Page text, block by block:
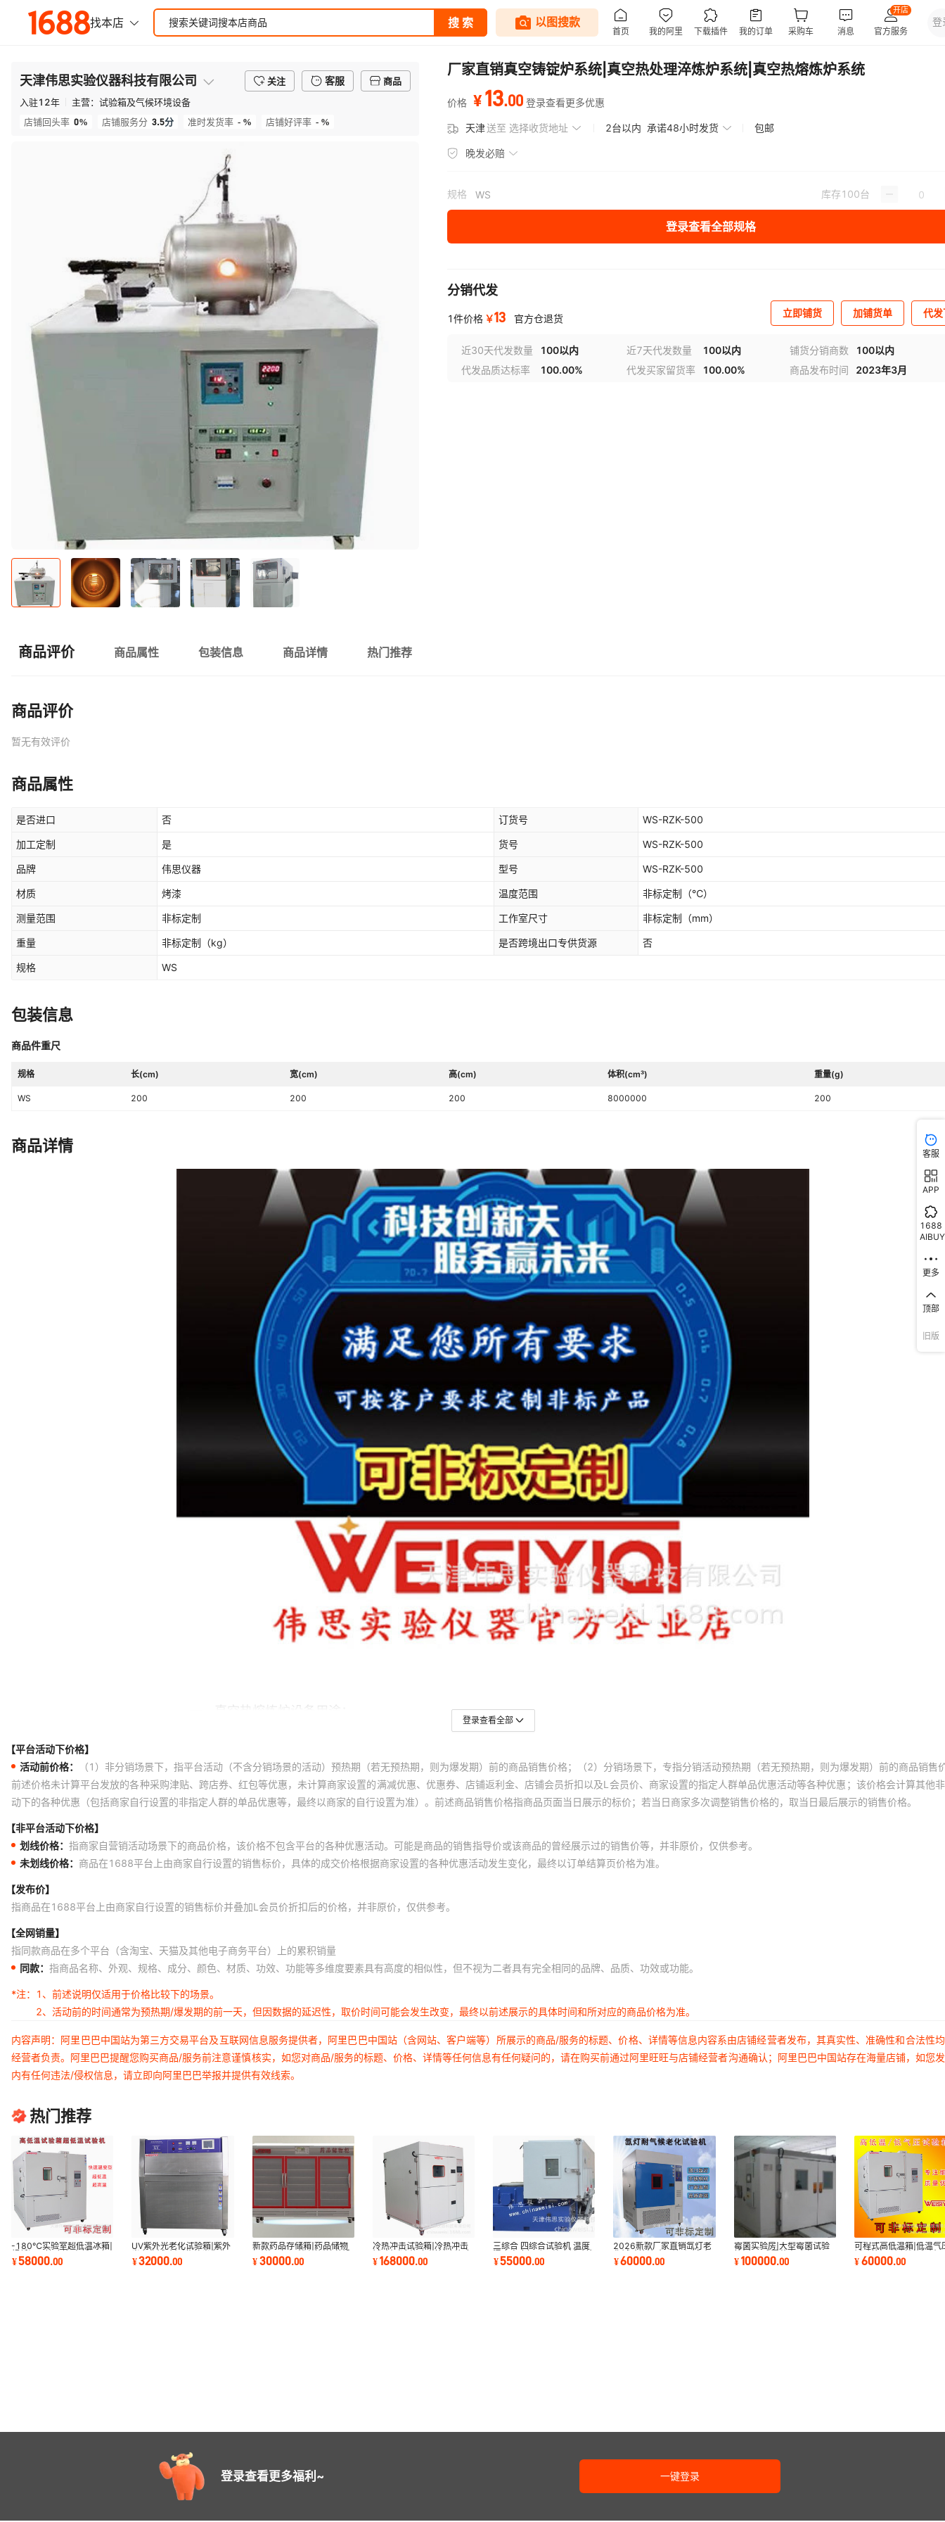
天津伟思实验仪器科技有限公司 关注 客服
商品
入驻12年 主营： 试验箱及气候环境设备
店铺回头率 0% 店铺服务分 3.5分 准时发货率 - % 店铺好评率 - %
厂家直销真空铸锭炉系统|真空热处理淬炼炉系统|真空热熔炼炉系统
价格 ¥13.00 登录查看更多优惠
天津送至 选择收货地址 2台以内 承诺48小时发货 包邮
晚发必赔
规格 WS 库存100台
登录查看全部规格
分销代发
1件价格 ￥13 官方仓退货 立即铺货 加铺货单 代
近30天代发数量 100以内 近7天代发数量 100以内 铺货分销商数
100以内
代发品质达标率
100.00% 代发买家留货率 100.00% 商品发布时间 2023年3月
商品评价 商品属性 包装信息 商品详情 热门推荐
商品评价
暂无有效评价
商品属性
是否进口 否 订货号 WS-RZK-500
加工定制 是 货号 WS-RZK-500
品牌 伟思仪器 型号 WS-RZK-500
材质 烤漆 温度范围 非标定制 （℃）
测量范围 非标定制 工作室尺寸 非标定制 （mm）
重量 非标定制 （kg） 是否跨境出口专供货源 否
规格 WS
包装信息
商品件重尺
规格 长(cm) 宽(cm) 高(cm) 体积(cm³) 重量(g)
WS 200 200 200 8000000 200
商品详情
登录查看全部
【平台活动下价格】
活动前价格：
（1）非分销场景下，指平台活动（不含分销场景的活动）预热期（若无预热期，则为爆发期）前的商品销售价格；（2）分销场景下，专指分销活动预热期（若无预热期，则为爆发期）前的商品销售
前述价格未计算平台发放的各种采购津贴、跨店券、红包等优惠，未计算商家设置的满减优惠、优惠券、店铺返利金、店铺会员折扣以及L会员价、商家设置的指定人群单品优惠活动等各种优惠；该价格会计算其他
动下的各种优惠（包括商家自行设置的非指定人群的单品优惠等，最终以商家的自行设置为准）。前述商品销售价格指商品页面当日展示的标价；若当日商家多次调整销售价格的，取当日最后展示的销售价格。
【非平台活动下价格】
划线价格： 指商家自营销活动场景下的商品价格，该价格不包含平台的各种优惠活动。可能是商品的销售指导价或该商品的曾经展示过的销售价等，并非原价，仅供参考。
未划线价格： 商品在1688平台上由商家自行设置的销售标价，具体的成交价格根据商家设置的各种优惠活动发生变化，最终以订单结算页价格为准。
【发布价】
指商品在1688平台上由商家自行设置的销售标价并叠加L会员价折扣后的价格，并非原价，仅供参考。
【全网销量】
指同款商品在多个平台（含淘宝、天猫及其他电子商务平台）上的累积销量
同款： 指商品名称、外观、规格、成分、颜色、材质、功效、功能等多维度要素具有高度的相似性，但不视为二者具有完全相同的品牌、品质、功效或功能。
*注：
1、前述说明仅适用于价格比较下的场景。
2、活动前的时间通常为预热期/爆发期的前一天，但因数据的延迟性，取价时间可能会发生改变，最终以前述展示的具体时间和所对应的商品价格为准。
内容声明：阿里巴巴中国站为第三方交易平台及互联网信息服务提供者，阿里巴巴中国站（含网站、客户端等）所展示的商品/服务的标题、价格、详情等信息内容系由店铺经营者发布，其真实性、准确性和合法性
经营者负责。阿里巴巴提醒您购买商品/服务前注意谨慎核实，如您对商品/服务的标题、价格、详情等任何信息有任何疑问的，请在购买前通过阿里旺旺与店铺经营者沟通确认；阿里巴巴中国站存在海量店铺，如您
内有任何违法/侵权信息，请立即向阿里巴巴举报并提供有效线索。
热门推荐
-180℃实验室超低温冰箱|
超低温可控冰箱 高低温冰
箱仪器设备
¥58000.00
UV紫外光老化试验箱|紫外
光老化试验机|紫外光老化
箱环境设备仪器
¥32000.00
新款药品存储箱|药品储物
柜|药品恒温储存箱|培养设
备仪器
¥30000.00
冷热冲击试验箱|冷热冲击
试验机|冷热冲击箱|冷热冲
击厂家直销
¥168000.00
三综合 四综合试验机 温度
湿度高度振动四综合试验箱
¥55000.00
2026新款厂家直销氙灯老
化试验箱|氙灯耐气候试验
箱|氙灯老化试验
¥60000.00
霉菌实验房|大型霉菌试验
箱|步入式霉菌实验室
¥100000.00
可程式高低温箱|低温气
试验箱|天津材料试验机
家直销伟思仪器
¥60000.00
登录查看更多福利~ 一键登录
客服
APP
1688
AIBUY
更多
顶部
旧版